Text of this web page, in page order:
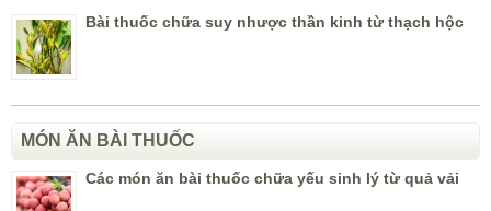
Bài thuốc chữa suy nhược thần kinh từ thạch hộc
MÓN ĂN BÀI THUỐC
Các món ăn bài thuốc chữa yếu sinh lý từ quả vải